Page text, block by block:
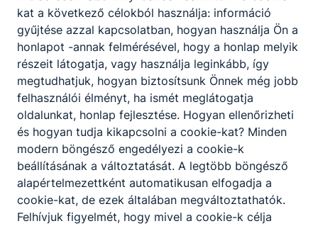
szükség van jól képzett közlekedési és
szállítmányozási szakemberekre. Ha szeretnél
részese lenni a logisztikai szervezés komplex
világának, akkor nézd meg, milyen gyakorlati
és munkalehetőséget biztosítanak partnereink.
Youtube
kat a következő célokból használja: információ
gyűjtése azzal kapcsolatban, hogyan használja Ön a
honlapot -annak felmérésével, hogy a honlap melyik
részeit látogatja, vagy használja leginkább, így
megtudhatjuk, hogyan biztosítsunk Önnek még jobb
felhasználói élményt, ha ismét meglátogatja
oldalunkat, honlap fejlesztése. Hogyan ellenőrizheti
és hogyan tudja kikapcsolni a cookie-kat? Minden
modern böngésző engedélyezi a cookie-k
beállításának a változtatását. A legtöbb böngésző
alapértelmezettként automatikusan elfogadja a
cookie-kat, de ezek általában megváltoztathatók.
Felhívjuk figyelmét, hogy mivel a cookie-k célja